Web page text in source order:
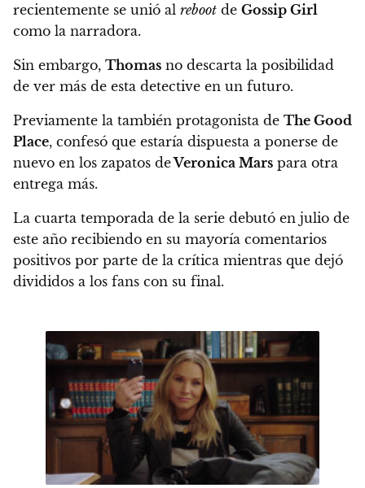
recientemente se unió al reboot de Gossip Girl
como la narradora.
Sin embargo, Thomas no descarta la posibilidad
de ver más de esta detective en un futuro.
Previamente la también protagonista de The Good
Place, confesó que estaría dispuesta a ponerse de
nuevo en los zapatos deVeronica Mars para otra
entrega más.
La cuarta temporada de la serie debutó en julio de
este año recibiendo en su mayoría comentarios
positivos por parte de la crítica mientras que dejó
divididos a los fans con su final.